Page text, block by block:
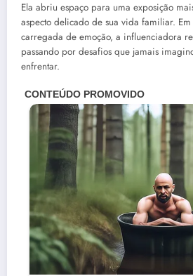
Ela abriu espaço para uma exposição
aspecto delicado de sua vida familiar.
carregada de emoção, a influenciadora
passando por desafios que jamais
enfrentar.